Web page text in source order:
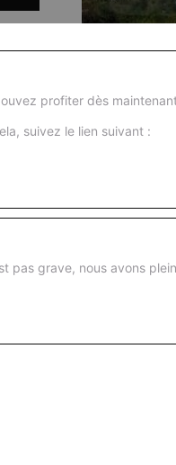
Raïta
Yaourt
profiter dès
suivez le lien suivant :
pas grave, nous avons